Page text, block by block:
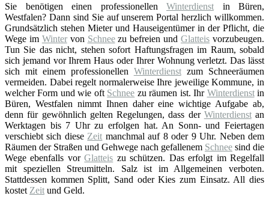
Sie benötigen einen professionellen Winterdienst in Büren,
Westfalen? Dann sind Sie auf unserem Portal herzlich willkommen.
Grundsätzlich stehen Mieter und Hauseigentümer in der Pflicht, die
Wege im Wintervon Schneezu befreien undGlatteis vorzubeugen.
Tun Sie das nicht, stehen sofort Haftungsfragen im Raum, sobald
sich jemand vor Ihrem Haus oder Ihrer Wohnung verletzt. Das lässt
sich mit einem professionellen Winterdienstzum Schneeräumen
vermeiden. Dabei regelt normalerweise Ihre jeweilige Kommune, in
welcher Form und wie oft Schnee zu räumen ist. Ihr Winterdienstin
Büren, Westfalen nimmt Ihnen daher eine wichtige Aufgabe ab,
denn für gewöhnlich gelten Regelungen, dass der Winterdienstan
Werktagen bis 7 Uhr zu erfolgen hat. An Sonn- und Feiertagen
verschiebt sich diese Zeit manchmal auf 8 oder 9 Uhr. Neben dem
Räumen der Straßen und Gehwege nach gefallenem Schnee sind die
Wege ebenfalls vorGlatteis zu schützen. Das erfolgt im Regelfall
mit speziellen Streumitteln. Salz ist im Allgemeinen verboten.
Stattdessen kommen Splitt, Sand oder Kies zum Einsatz. All dies
kostet Zeit und Geld.